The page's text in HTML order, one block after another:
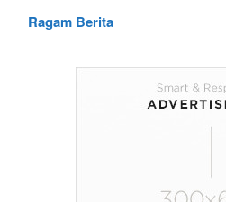
Ragam Berita